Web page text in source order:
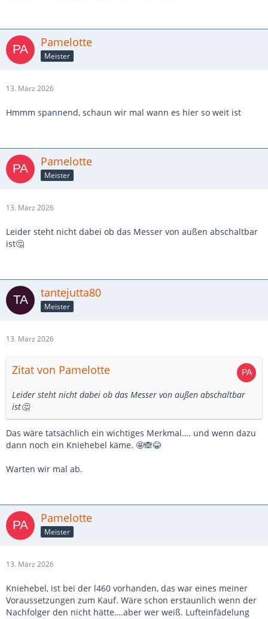
Pamelotte
Meister
13. März 2026
Hmmm spannend, schaun wir mal wann es hier so weit ist
Pamelotte
Meister
13. März 2026
Leider steht nicht dabei ob das Messer von außen abschaltbar
ist🤔
tantejutta80
Meister
13. März 2026
Zitat von Pamelotte
Leider steht nicht dabei ob das Messer von außen abschaltbar
ist🤔
Das wäre tatsächlich ein wichtiges Merkmal…. und wenn dazu
dann noch ein Kniehebel käme. 🤩🙈😂
Warten wir mal ab.
Pamelotte
Meister
13. März 2026
Kniehebel, ist bei der l460 vorhanden, das war eines meiner
Voraussetzungen zum Kauf. Wäre schon erstaunlich wenn der
Nachfolger den nicht hätte….aber wer weiß. Lufteinfädelung